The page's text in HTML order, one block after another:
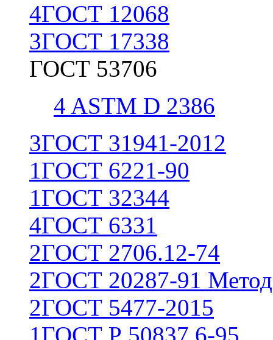
4ГОСТ 12068
3ГОСТ 17338
ГОСТ 53706
4 ASTM D 2386
3ГОСТ 31941-2012
1ГОСТ 6221-90
1ГОСТ 32344
4ГОСТ 6331
2ГОСТ 2706.12-74
2ГОСТ 20287-91
2ГОСТ 5477-2015